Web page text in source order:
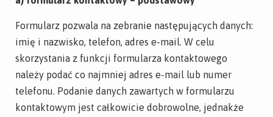
Formularz pozwala na zebranie następujących danych:
imię i nazwisko, telefon, adres e-mail. W celu
skorzystania z funkcji formularza kontaktowego
należy podać co najmniej adres e-mail lub numer
telefonu. Podanie danych zawartych w formularzu
kontaktowym jest całkowicie dobrowolne, jednakże